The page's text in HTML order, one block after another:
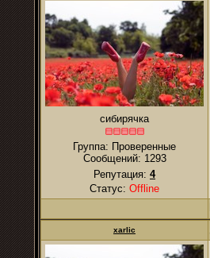
сибирячка
Группа: Проверенные
Сообщений: 1293
Репутация: 4
Статус: Offline
xarlic